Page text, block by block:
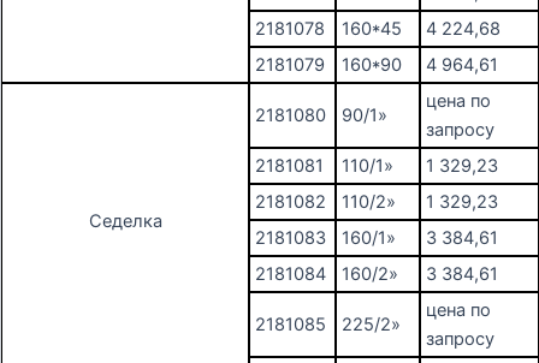
2181078
160*45
4 224,68
2181079
160*90 4 964,61
Седелка
2181080 90/1»
цена по
запросу
2181081
110/1»
1 329,23
2181082
110/2»
1 329,23
2181083
160/1»
3 384,61
2181084
160/2» 3 384,61
2181085 225/2»
цена по
запросу